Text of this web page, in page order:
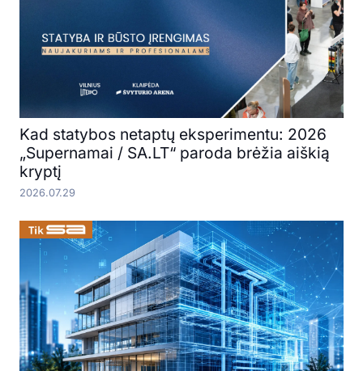
Kad statybos netaptų eksperimentu: 2026
„Supernamai / SA.LT“ paroda brėžia aiškią
kryptį
2026.07.29